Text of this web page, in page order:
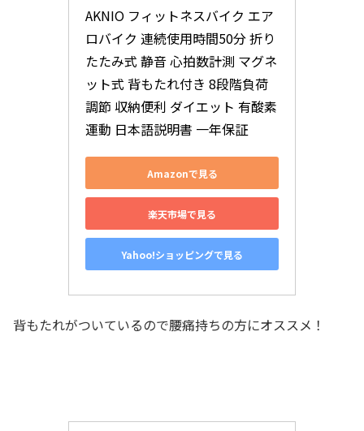
AKNIO フィットネスバイク エア
ロバイク 連続使用時間50分 折り
たたみ式 静音 心拍数計測 マグネ
ット式 背もたれ付き 8段階負荷
調節 収納便利 ダイエット 有酸素
運動 日本語説明書 一年保証
Amazonで見る
楽天市場で見る
Yahoo!ショッピングで見る
背もたれがついているので腰痛持ちの方にオススメ！